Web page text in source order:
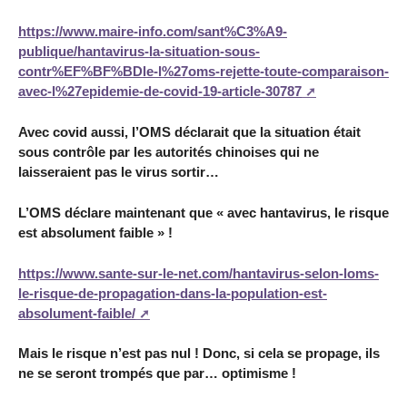
https://www.maire-info.com/sant%C3%A9-
publique/hantavirus-la-situation-sous-
contr%EF%BF%BDle-l%27oms-rejette-toute-comparaison-
avec-l%27epidemie-de-covid-19-article-30787
Avec covid aussi, l’OMS déclarait que la situation était
sous contrôle par les autorités chinoises qui ne
laisseraient pas le virus sortir…
L’OMS déclare maintenant que « avec hantavirus, le risque
est absolument faible » !
https://www.sante-sur-le-net.com/hantavirus-selon-loms-
le-risque-de-propagation-dans-la-population-est-
absolument-faible/
Mais le risque n’est pas nul ! Donc, si cela se propage, ils
ne se seront trompés que par… optimisme !